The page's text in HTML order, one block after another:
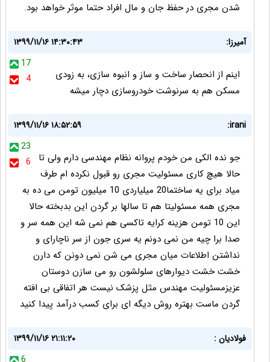
شدن مجری در حفظ جان و مال افراد حتما موثر خواهد بود.
آمیرزا:
۱۳۹۹/۱۱/۱۶ ۱۴:۳۰:۴۳
17
4
اینم از انحصار ساخت و ساز و انبوه سازی، به زودی
مسکن هم به سرنوشت خودروسازی دچار میشه
irani:
۱۳۹۹/۱۱/۱۶ ۱۸:۵۲:۵۹
23
6
جو نده الکی من خودم پروانه نظام مهندسی دارم ولی تا
حالا هیچ کاری مسئولیت مجری رو قبول نکرده ام طرف
میاد برای یه ساختما20 میلیاردی 10 میلیون تومن می ده به
مجری همه مسئولیتا هم تا سالها بر گردن این بدبخته حالا
این 10 تومن هزینه کرایه تاکسی هم نمی شه این همه سر و
صدا برا چیه من نمی دونم یه سری جون از سر ناچارای و
نداشتن اطلاعات میان مجری می شن نمی دونن که دارن
خشت خشت دیوارهای سلولشون رو می سازن دوستان
عزیزمسئولیت مهندس مثل پزشک نیست هر اتفاقی بی افته
گردن ماست بهتره روش دیگه ای برای کسب درآمد پیدا کنید
فولادیان :
۱۳۹۹/۱۱/۱۶ ۲۱:۱۱:۲۰